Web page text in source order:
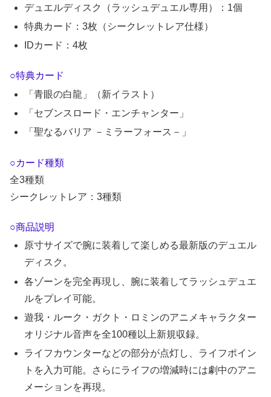
デュエルディスク（ラッシュデュエル専用）：1個
特典カード：3枚（シークレットレア仕様）
IDカード：4枚
○特典カード
「青眼の白龍」（新イラスト）
「セブンスロード・エンチャンター」
「聖なるバリア －ミラーフォース－」
○カード種類
全3種類
シークレットレア：3種類
○商品説明
原寸サイズで腕に装着して楽しめる最新版のデュエル
ディスク。
各ゾーンを完全再現し、腕に装着してラッシュデュエ
ルをプレイ可能。
遊我・ルーク・ガクト・ロミンのアニメキャラクター
オリジナル音声を全100種以上新規収録。
ライフカウンターなどの部分が点灯し、ライフポイン
トを入力可能。さらにライフの増減時には劇中のアニ
メーションを再現。